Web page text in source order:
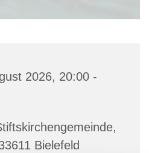
2026, 20:00 -
Bielefeld